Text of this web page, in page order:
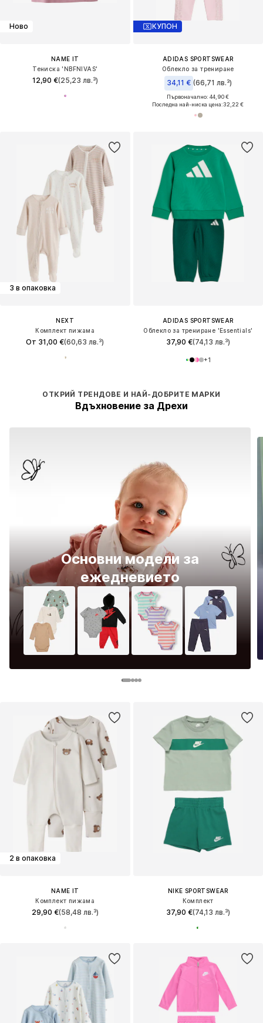
Ново
NAME IT
Тениска 'NBFNIVAS'
12,90 €(25,23 лв.³)
КУПОН
ADIDAS SPORTSWEAR
Облекло за трениране
34,11 € (66,71 лв.³)
Първоначално: 44,90 €
Последна най-ниска цена:32,22 €
3 в опаковка
NEXT
Комплект пижама
От 31,00 €(60,63 лв.³)
ОТКРИЙ ТРЕНДОВЕ И НАЙ-ДОБРИТЕ МАРКИ
Вдъхновение за Дрехи
Основни модели за
ежедневието
ADIDAS SPORTSWEAR
Облекло за трениране 'Essentials'
37,90 €(74,13 лв.³)
+1
2 в опаковка
NAME IT
Комплект пижама
29,90 €(58,48 лв.³)
NIKE SPORTSWEAR
Комплект
37,90 €(74,13 лв.³)